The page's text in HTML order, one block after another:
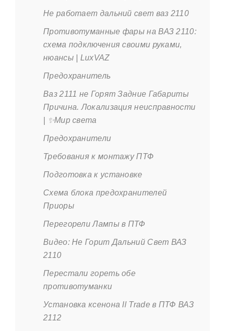
Не работает дальний свет ваз 2110
Противотуманные фары на ВАЗ 2110:
схема подключения своими руками,
нюансы | LuxVAZ
Предохранитель
Ваз 2111 не Горят Задние Габариты
Причина. Локализация неисправности
| ✨Мир света
Предохранители
Требования к монтажу ПТФ
Подготовка к установке
Схема блока предохранителей
Приоры
Перегорели Лампы в ПТФ
Видео: Не Горит Дальний Свет ВАЗ
2110
Перестали гореть обе
противотуманки
Установка ксенона Il Trade в ПТФ ВАЗ
2112